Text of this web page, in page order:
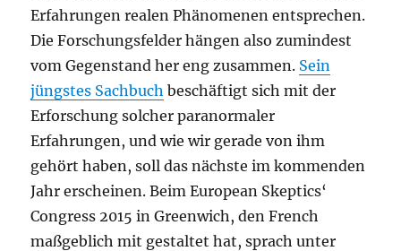
Erfahrungen realen Phänomenen entsprechen.
Die Forschungsfelder hängen also zumindest
vom Gegenstand her eng zusammen. Sein
jüngstes Sachbuch beschäftigt sich mit der
Erforschung solcher paranormaler
Erfahrungen, und wie wir gerade von ihm
gehört haben, soll das nächste im kommenden
Jahr erscheinen. Beim European Skeptics‘
Congress 2015 in Greenwich, den French
maßgeblich mit gestaltet hat, sprach unter